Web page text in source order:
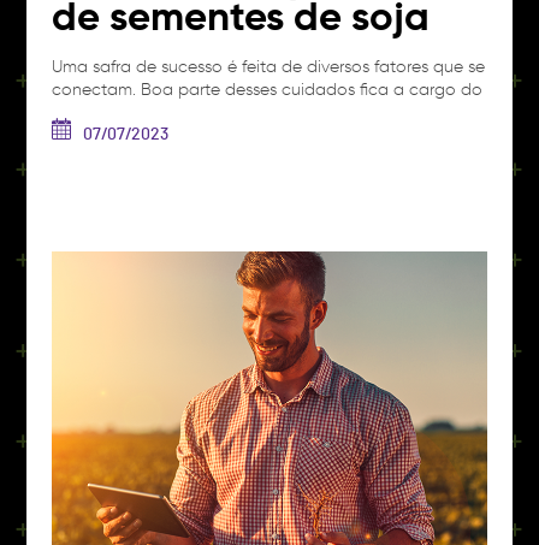
de sementes de soja
Uma safra de sucesso é feita de diversos fatores que se
conectam. Boa parte desses cuidados fica a cargo do
região e objetiva um rendimento baseado nas
07/07/2023